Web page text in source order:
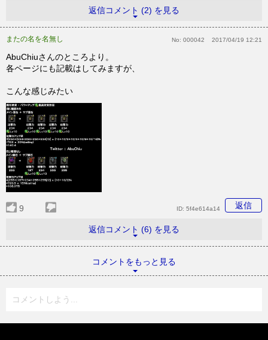
返信コメント (2) を見る
またの名を名無し No: 000042 2017/04/19 12:21
AbuChiuさんのところより。
各ページにも記載はしてみますが、
こんな感じみたい
9 返信
ID: 5f4e614a14
返信コメント (6) を見る
コメントをもっと見る
コメントしよう...